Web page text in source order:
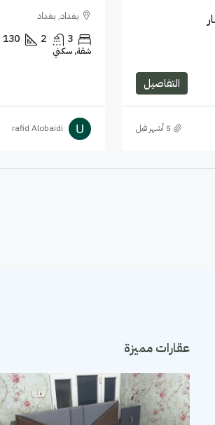
التفاصيل
بغداد, بغداد
3
2
130
شقة, سكني
rafid Alobaidi
عقارات مميزة